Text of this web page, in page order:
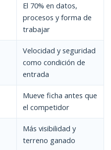
El 70% en datos,
procesos y forma de
trabajar
Velocidad y seguridad
como condición de
entrada
Mueve ficha antes que
el competidor
Más visibilidad y
terreno ganado